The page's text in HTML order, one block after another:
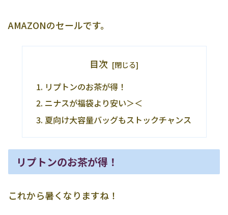
AMAZONのセールです。
目次
リプトンのお茶が得！
ニナスが福袋より安い＞＜
夏向け大容量バッグもストックチャンス
リプトンのお茶が得！
これから暑くなりますね！